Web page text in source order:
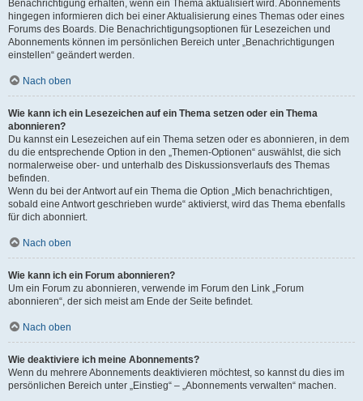
Benachrichtigung erhalten, wenn ein Thema aktualisiert wird. Abonnements
hingegen informieren dich bei einer Aktualisierung eines Themas oder eines
Forums des Boards. Die Benachrichtigungsoptionen für Lesezeichen und
Abonnements können im persönlichen Bereich unter „Benachrichtigungen
einstellen“ geändert werden.
Nach oben
Wie kann ich ein Lesezeichen auf ein Thema setzen oder ein Thema
abonnieren?
Du kannst ein Lesezeichen auf ein Thema setzen oder es abonnieren, in dem
du die entsprechende Option in den „Themen-Optionen“ auswählst, die sich
normalerweise ober- und unterhalb des Diskussionsverlaufs des Themas
befinden.
Wenn du bei der Antwort auf ein Thema die Option „Mich benachrichtigen,
sobald eine Antwort geschrieben wurde“ aktivierst, wird das Thema ebenfalls
für dich abonniert.
Nach oben
Wie kann ich ein Forum abonnieren?
Um ein Forum zu abonnieren, verwende im Forum den Link „Forum
abonnieren“, der sich meist am Ende der Seite befindet.
Nach oben
Wie deaktiviere ich meine Abonnements?
Wenn du mehrere Abonnements deaktivieren möchtest, so kannst du dies im
persönlichen Bereich unter „Einstieg“ – „Abonnements verwalten“ machen.